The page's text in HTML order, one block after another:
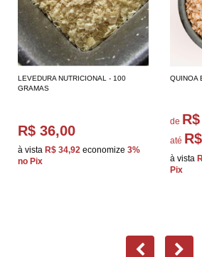
LEVEDURA NUTRICIONAL - 100
GRAMAS
R$ 36,00
à vista R$ 34,92 economize 3%
no Pix
QUINOA
de
até
à vista
Pix